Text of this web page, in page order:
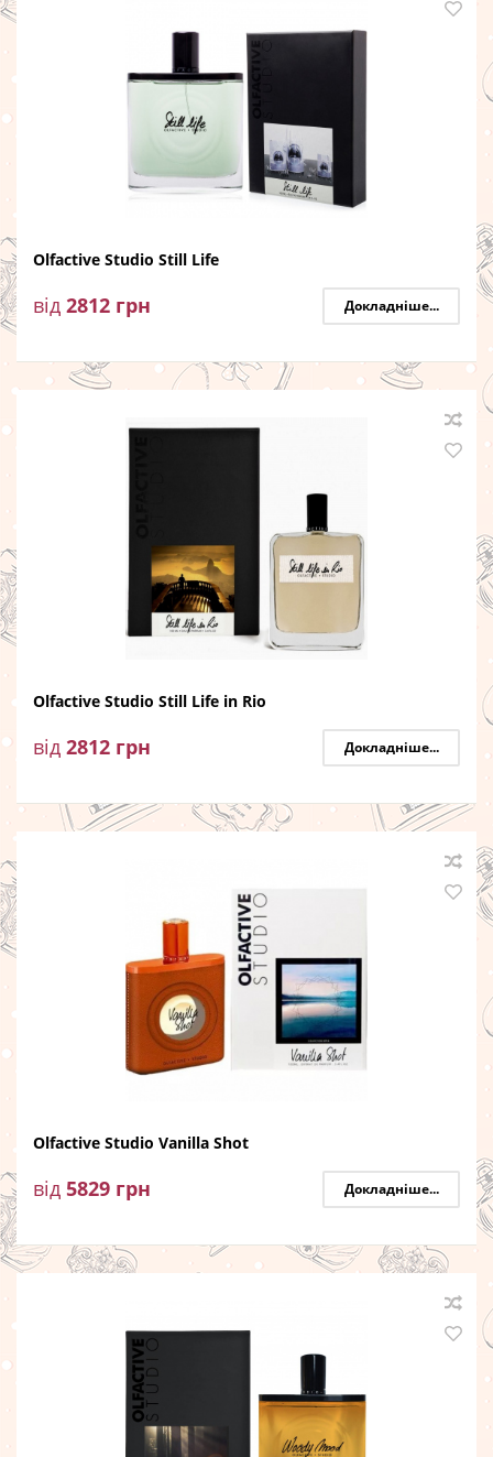
Olfactive Studio Still Life
від 2812 грн Докладніше...
Olfactive Studio Still Life in Rio
від 2812 грн Докладніше...
Olfactive Studio Vanilla Shot
від 5829 грн Докладніше...